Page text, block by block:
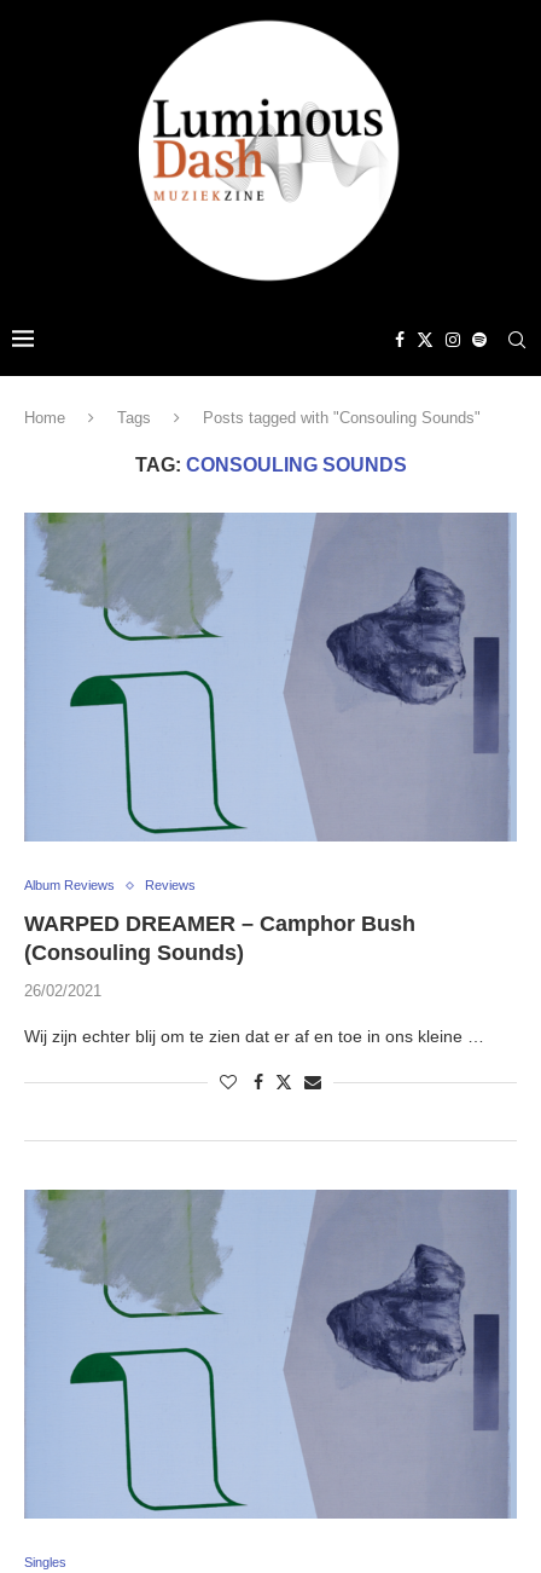
Home Tags Posts tagged with "Consouling Sounds"
TAG: CONSOULING SOUNDS
Album Reviews Reviews
WARPED DREAMER – Camphor Bush
(Consouling Sounds)
26/02/2021
Wij zijn echter blij om te zien dat er af en toe in ons kleine …
Singles